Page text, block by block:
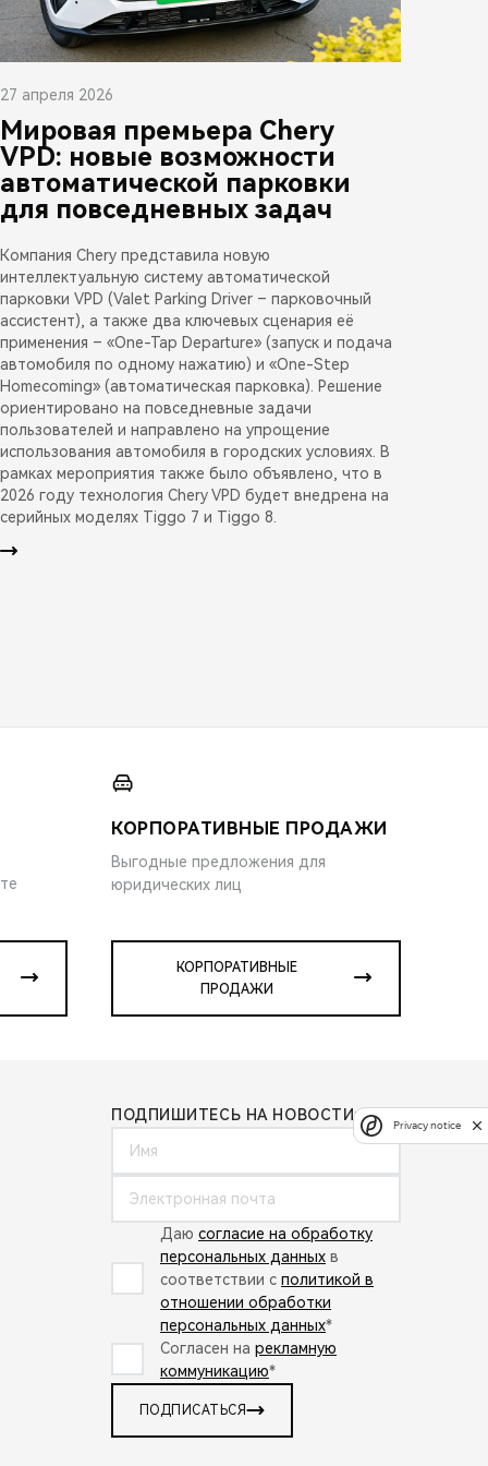
27 апреля 2026
Мировая премьера Chery
VPD: новые возможности
автоматической парковки
для повседневных задач
Компания Chery представила новую
интеллектуальную систему автоматической
парковки VPD (Valet Parking Driver – парковочный
ассистент), а также два ключевых сценария её
применения – «One-Tap Departure» (запуск и подача
автомобиля по одному нажатию) и «One-Step
Homecoming» (автоматическая парковка). Решение
ориентировано на повседневные задачи
пользователей и направлено на упрощение
использования автомобиля в городских условиях. В
рамках мероприятия также было объявлено, что в
2026 году технология Chery VPD будет внедрена на
серийных моделях Tiggo 7 и Tiggo 8.
КОРПОРАТИВНЫЕ ПРОДАЖИ
Выгодные предложения для
юридических лиц
КОРПОРАТИВНЫЕ
ПРОДАЖИ
ПОДПИШИТЕСЬ НА НОВОСТИ:
Даю согласие на обработку
персональных данных в
соответствии с политикой в
отношении обработки
персональных данных*
Согласен на рекламную
коммуникацию*
ПОДПИСАТЬСЯ
Privacy notice